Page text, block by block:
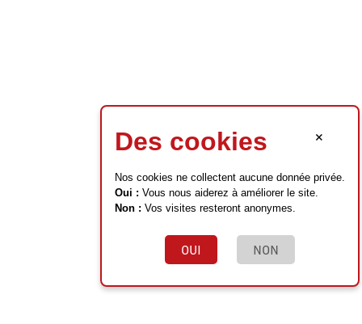
×
Des cookies
Nos cookies ne collectent aucune donnée privée.
Oui : Vous nous aiderez à améliorer le site.
Non : Vos visites resteront anonymes.
OUI NON